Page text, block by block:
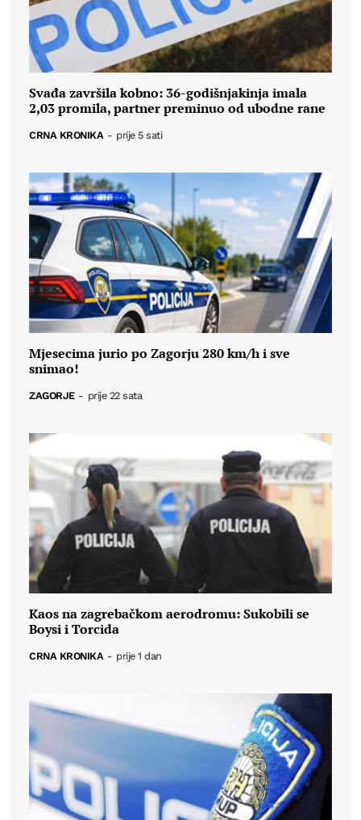
Svađa završila kobno: 36-godišnjakinja imala
2,03 promila, partner preminuo od ubodne rane
CRNA KRONIKA - prije 5 sati
Mjesecima jurio po Zagorju 280 km/h i sve
snimao!
ZAGORJE - prije 22 sata
Kaos na zagrebačkom aerodromu: Sukobili se
Boysi i Torcida
CRNA KRONIKA - prije 1 dan